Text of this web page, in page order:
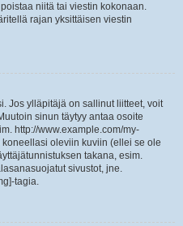
niitä tai viestin kokonaan.
rajan yksittäisen viestin
Jos ylläpitäjä on sallinut liitteet, voit
sinun täytyy antaa osoite
http://www.example.com/my-
oleviin kuviin (ellei se ole
takana, esim.
sivustot, jne.
tagia.